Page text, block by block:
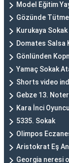
Model Eğitim
Gözünde
Kurukaya Sokak
Domates Salsa
Gönlünden
Yamaç Sokak
Shorts video
Gebze 13.
Kara İnci
5335. Sokak
Olimpos
Aristokrat Eş
Georgia neresi